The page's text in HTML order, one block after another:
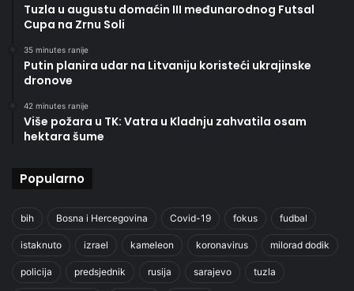
Tuzla u augustu domaćin III međunarodnog Futsal
Cupa na Zrnu Soli
35 minutes ranije
Putin planira udar na Litvaniju koristeći ukrajinske
dronove
42 minutes ranije
Više požara u TK: Vatra u Kladnju zahvatila osam
hektara šume
Popularno
bih Bosna i Hercegovina Covid-19 fokus fudbal
istaknuto izrael kameleon koronavirus milorad dodik
policija predsjednik rusija sarajevo tuzla